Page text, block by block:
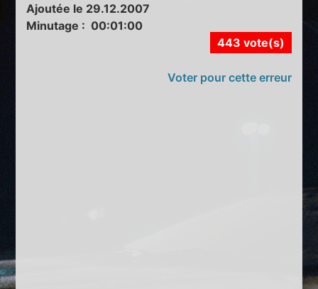
Ajoutée le 29.12.2007
Minutage : 00:01:00
443 vote(s)
Voter pour cette erreur